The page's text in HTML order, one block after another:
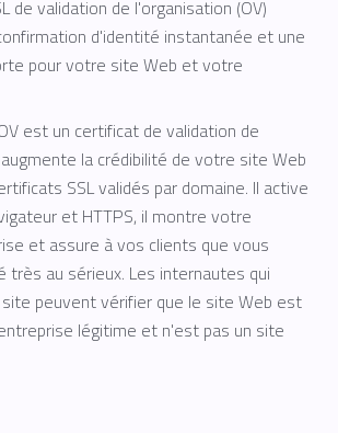
de validation de l'organisation (OV)
d'identité instantanée et une
pour votre site Web et votre
est un certificat de validation de
la crédibilité de votre site Web
SSL validés par domaine. Il active
et HTTPS, il montre votre
et assure à vos clients que vous
très au sérieux. Les internautes qui
peuvent vérifier que le site Web est
légitime et n'est pas un site